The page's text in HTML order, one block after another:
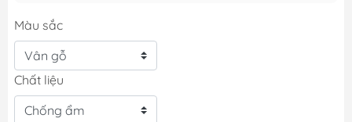
Màu sắc
Chất liệu